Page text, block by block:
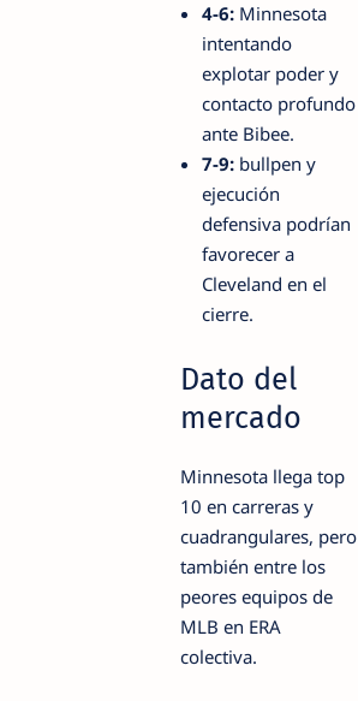
4-6: Minnesota
intentando
explotar poder y
contacto profundo
ante Bibee.
7-9: bullpen y
ejecución
defensiva podrían
favorecer a
Cleveland en el
cierre.
Dato del
mercado
Minnesota llega top
10 en carreras y
cuadrangulares, pero
también entre los
peores equipos de
MLB en ERA
colectiva.